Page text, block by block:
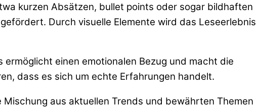
kurzen Absätzen, bullet points oder sogar bildhaften
Durch visuelle Elemente wird das Leseerlebnis
einen emotionalen Bezug und macht die
dass es sich um echte Erfahrungen handelt.
aus aktuellen Trends und bewährten Themen